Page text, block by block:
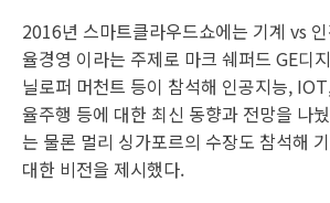
2016년 스마트클라우드쇼에는 기계 vs
율경영 이라는 주제로 마크 쉐퍼드 GE디
닐로퍼 머천트 등이 참석해 인공지능,
율주행 등에 대한 최신 동향과 전망을 나
는 물론 멀리 싱가포르의 수장도 참석해
대한 비전을 제시했다.